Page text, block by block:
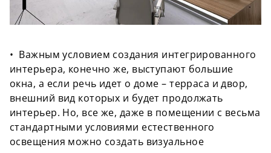
• Важным условием создания интегрированного
интерьера, конечно же, выступают большие
окна, а если речь идет о доме – терраса и двор,
внешний вид которых и будет продолжать
интерьер. Но, все же, даже в помещении с весьма
стандартными условиями естественного
освещения можно создать визуальное